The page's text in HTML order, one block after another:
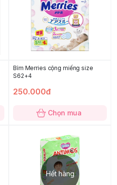
Bỉm Merries cộng miếng size
S62+4
250.000đ
Chọn mua
Hết hàng